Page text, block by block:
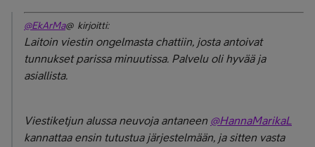
@EkArMa@ kirjoitti:
Laitoin viestin ongelmasta chattiin, josta antoivat
tunnukset parissa minuutissa. Palvelu oli hyvää ja
asiallista.
Viestiketjun alussa neuvoja antaneen @HannaMarikaL
kannattaa ensin tutustua järjestelmään, ja sitten vasta